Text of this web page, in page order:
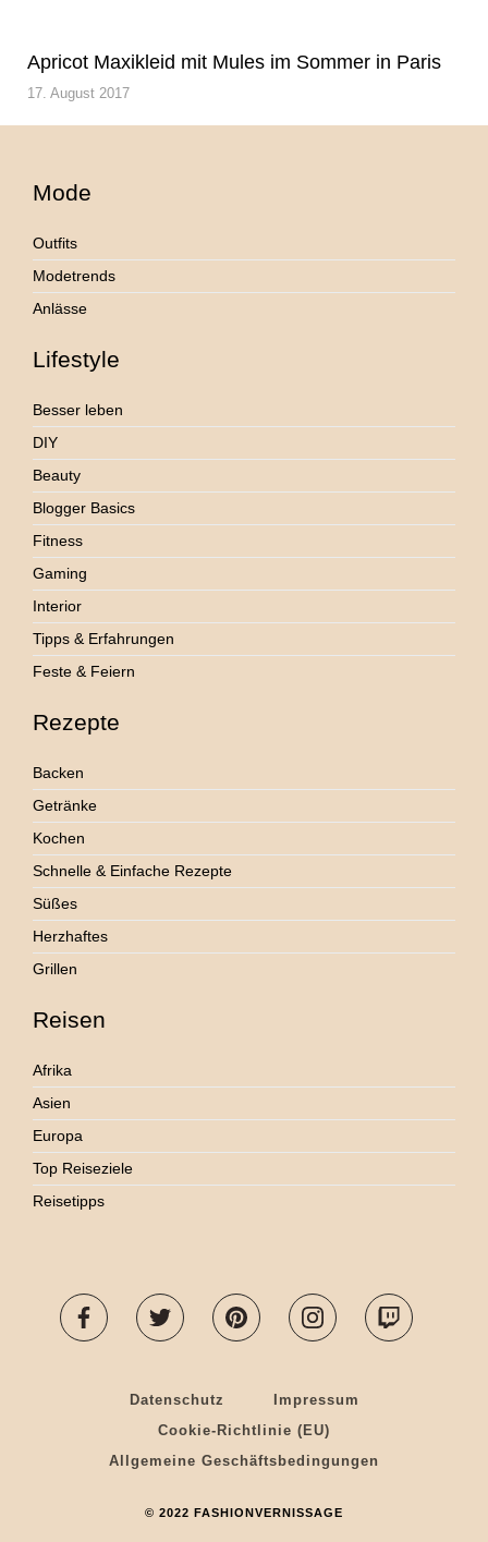
Apricot Maxikleid mit Mules im Sommer in Paris
17. August 2017
Mode
Outfits
Modetrends
Anlässe
Lifestyle
Besser leben
DIY
Beauty
Blogger Basics
Fitness
Gaming
Interior
Tipps & Erfahrungen
Feste & Feiern
Rezepte
Backen
Getränke
Kochen
Schnelle & Einfache Rezepte
Süßes
Herzhaftes
Grillen
Reisen
Afrika
Asien
Europa
Top Reiseziele
Reisetipps
Datenschutz
Impressum
Cookie-Richtlinie (EU)
Allgemeine Geschäftsbedingungen
© 2022 FASHIONVERNISSAGE